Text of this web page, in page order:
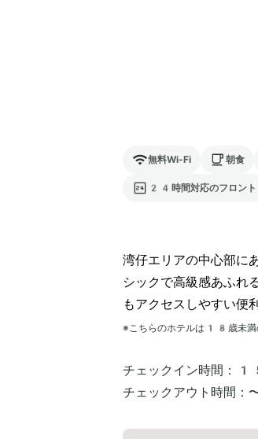
無料Wi-Fi 朝食
24時間対応のフロント
湾仔エリアの中心部に
シックで高級感あふれ
もアクセスしやすい便
※こちらのホテルは 18 歳未
チェックイン時間：
チェックアウト時間：